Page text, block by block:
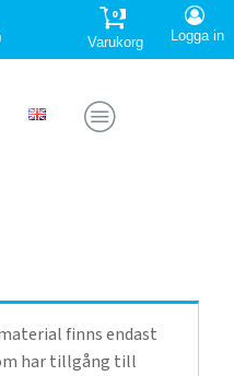
0
Varukorg Logga in
material finns endast
har tillgång till